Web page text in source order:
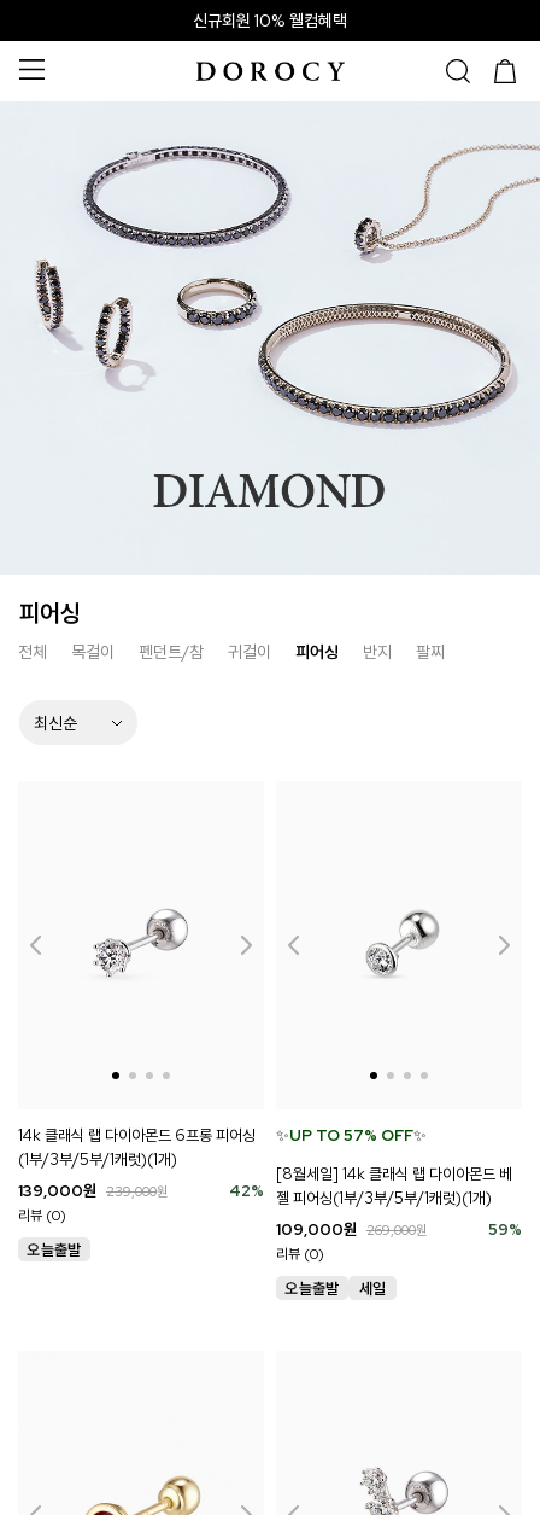
신규회원 10% 웰컴혜택
피어싱
전체 목걸이 펜던트/참 귀걸이 피어싱 반지 팔찌
14k 클래식 랩 다이아몬드 6프롱 피어싱
(1부/3부/5부/1캐럿)(1개)
42%
139,000원 239,000원
리뷰 (0)
✨UP TO 57% OFF✨
[8월세일] 14k 클래식 랩 다이아몬드 베
젤 피어싱(1부/3부/5부/1캐럿)(1개)
59%
109,000원 269,000원
리뷰 (0)